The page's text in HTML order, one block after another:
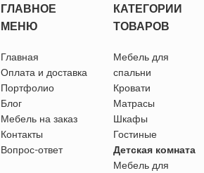
ГЛАВНОЕ
МЕНЮ
Главная
Оплата и доставка
Портфолио
Блог
Мебель на заказ
Контакты
Вопрос-ответ
КАТЕГОРИИ
ТОВАРОВ
Мебель для
спальни
Кровати
Матрасы
Шкафы
Гостиные
Детская комната
Мебель для